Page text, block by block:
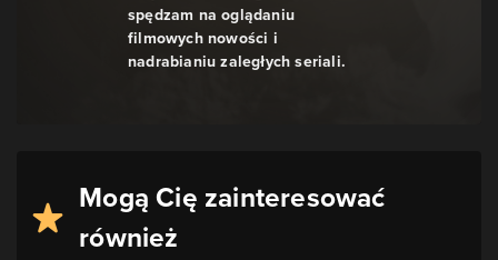
spędzam na oglądaniu
filmowych nowości i
nadrabianiu zaległych seriali.
Mogą Cię zainteresować
również